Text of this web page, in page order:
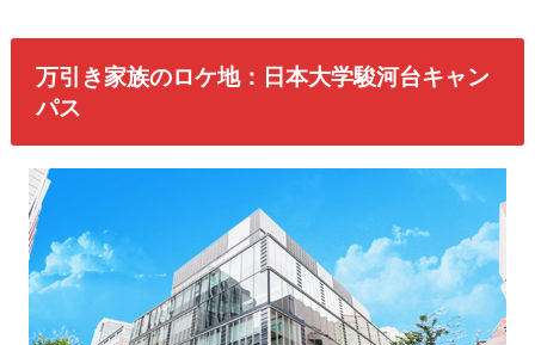
万引き家族のロケ地：日本大学駿河台キャン
パス